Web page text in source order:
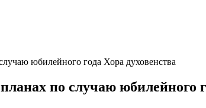
юбилейного года Хора духовенства
по случаю юбилейного